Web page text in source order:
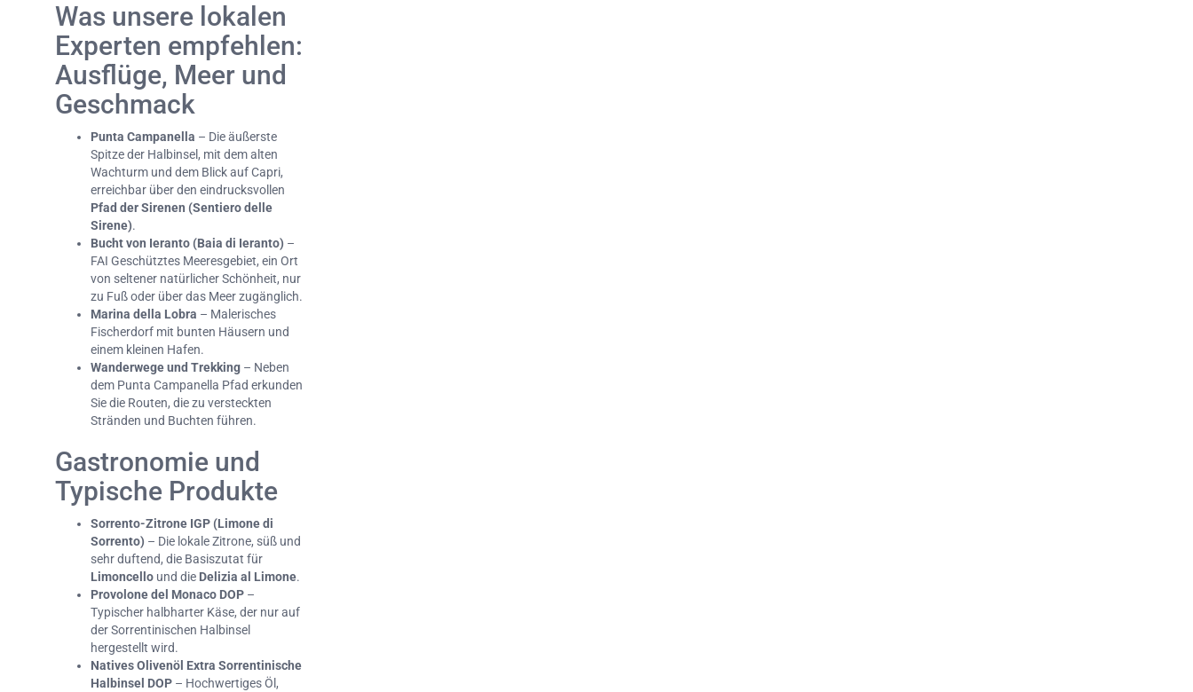
Was unsere lokalen
Experten empfehlen:
Ausflüge, Meer und
Geschmack
Punta Campanella – Die äußerste
Spitze der Halbinsel, mit dem alten
Wachturm und dem Blick auf Capri,
erreichbar über den eindrucksvollen
Pfad der Sirenen (Sentiero delle
Sirene).
Bucht von Ieranto (Baia di Ieranto) –
FAI Geschütztes Meeresgebiet, ein Ort
von seltener natürlicher Schönheit, nur
zu Fuß oder über das Meer zugänglich.
Marina della Lobra – Malerisches
Fischerdorf mit bunten Häusern und
einem kleinen Hafen.
Wanderwege und Trekking – Neben
dem Punta Campanella Pfad erkunden
Sie die Routen, die zu versteckten
Stränden und Buchten führen.
Gastronomie und
Typische Produkte
Sorrento-Zitrone IGP (Limone di
Sorrento) – Die lokale Zitrone, süß und
sehr duftend, die Basiszutat für
Limoncello und die Delizia al Limone.
Provolone del Monaco DOP –
Typischer halbharter Käse, der nur auf
der Sorrentinischen Halbinsel
hergestellt wird.
Natives Olivenöl Extra Sorrentinische
Halbinsel DOP – Hochwertiges Öl,